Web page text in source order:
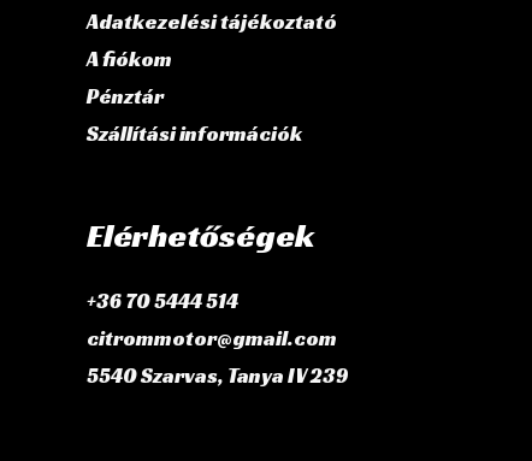
Adatkezelési tájékoztató
A fiókom
Pénztár
Szállítási információk
Elérhetőségek
+36 70 5444 514
citrommotor@gmail.com
5540 Szarvas, Tanya IV 239